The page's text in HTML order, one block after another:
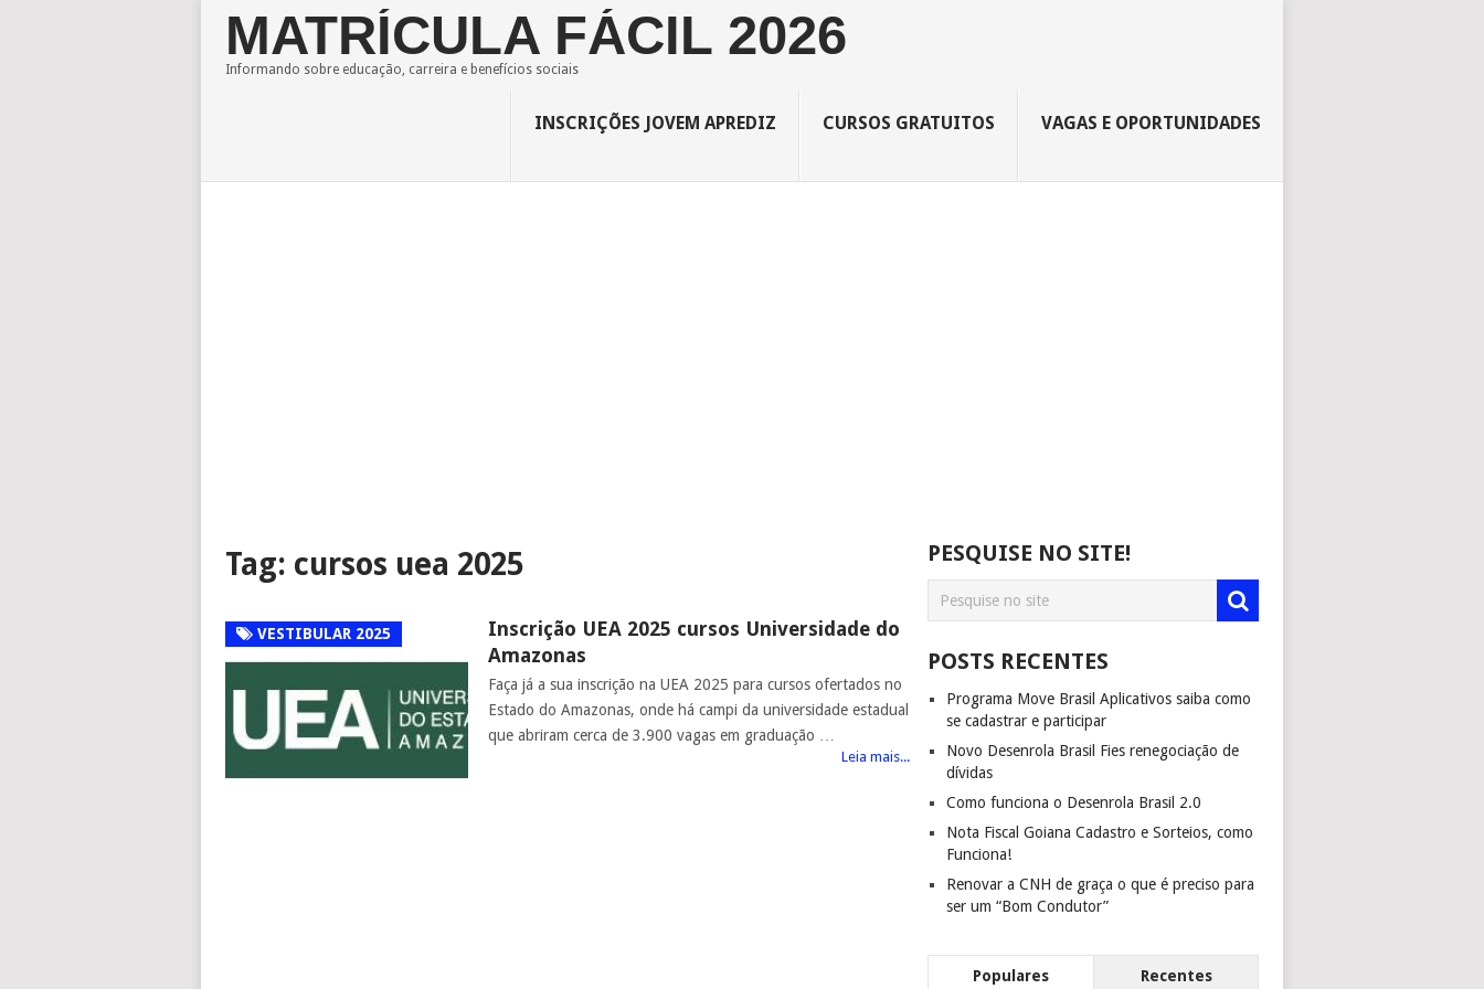
MATRÍCULA FÁCIL 2026
Informando sobre educação, carreira e benefícios sociais
INSCRIÇÕES JOVEM APREDIZ CURSOS GRATUITOS VAGAS E OPORTUNIDADES
Tag: cursos uea 2025
VESTIBULAR 2025
Inscrição UEA 2025 cursos Universidade do
Amazonas
Faça já a sua inscrição na UEA 2025 para cursos ofertados no
Estado do Amazonas, onde há campi da universidade estadual
que abriram cerca de 3.900 vagas em graduação …
Leia mais...
PESQUISE NO SITE!
POSTS RECENTES
Programa Move Brasil Aplicativos saiba como
se cadastrar e participar
Novo Desenrola Brasil Fies renegociação de
dívidas
Como funciona o Desenrola Brasil 2.0
Nota Fiscal Goiana Cadastro e Sorteios, como
Funciona!
Renovar a CNH de graça o que é preciso para
ser um “Bom Condutor”
Populares Recentes